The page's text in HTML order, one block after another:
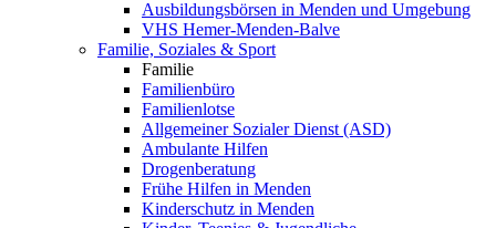
Ausbildungsbörsen in Menden und Umgebung
VHS Hemer-Menden-Balve
Familie, Soziales & Sport
Familie
Familienbüro
Familienlotse
Allgemeiner Sozialer Dienst (ASD)
Ambulante Hilfen
Drogenberatung
Frühe Hilfen in Menden
Kinderschutz in Menden